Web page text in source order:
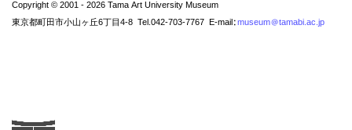
Copyright © 2001 - 2026 Tama Art University Museum
東京都町田市小山ヶ丘6丁目4-8 Tel.042-703-7767 E-mail:museum@tamabi.ac.jp